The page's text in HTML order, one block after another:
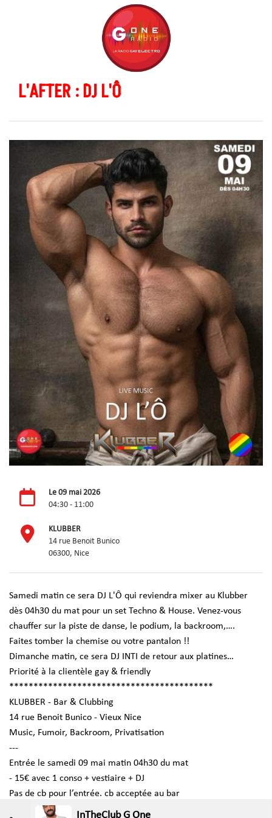
InTheClub G One
L'AFTER : DJ L'Ô
Le 09 mai 2026
04:30 - 11:00
KLUBBER
14 rue Benoit Bunico
06300, Nice
Samedi matin ce sera DJ L'Ô qui reviendra mixer au Klubber
dès 04h30 du mat pour un set Techno & House. Venez-vous
chauffer sur la piste de danse, le podium, la backroom,….
Faites tomber la chemise ou votre pantalon !!
Dimanche matin, ce sera DJ INTI de retour aux platines…
Priorité à la clientèle gay & friendly
******************************************
KLUBBER - Bar & Clubbing
14 rue Benoit Bunico - Vieux Nice
Music, Fumoir, Backroom, Privatisation
---
Entrée le samedi 09 mai matin 04h30 du mat
- 15€ avec 1 conso + vestiaire + DJ
Pas de cb pour l’entrée. cb acceptée au bar